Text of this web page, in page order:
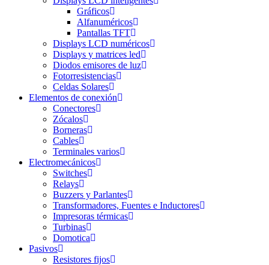
Gráficos
Alfanuméricos
Pantallas TFT
Displays LCD numéricos
Displays y matrices led
Diodos emisores de luz
Fotorresistencias
Celdas Solares
Elementos de conexión
Conectores
Zócalos
Borneras
Cables
Terminales varios
Electromecánicos
Switches
Relays
Buzzers y Parlantes
Transformadores, Fuentes e Inductores
Impresoras térmicas
Turbinas
Domotica
Pasivos
Resistores fijos